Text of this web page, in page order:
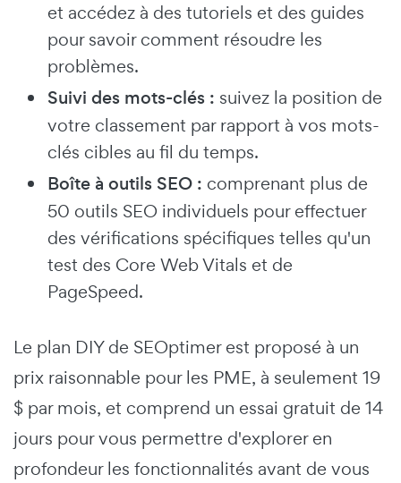
et accédez à des tutoriels et des guides
pour savoir comment résoudre les
problèmes.
Suivi des mots-clés : suivez la position de
votre classement par rapport à vos mots-
clés cibles au fil du temps.
Boîte à outils SEO : comprenant plus de
50 outils SEO individuels pour effectuer
des vérifications spécifiques telles qu'un
test des Core Web Vitals et de
PageSpeed.
Le plan DIY de SEOptimer est proposé à un
prix raisonnable pour les PME, à seulement 19
$ par mois, et comprend un essai gratuit de 14
jours pour vous permettre d'explorer en
profondeur les fonctionnalités avant de vous